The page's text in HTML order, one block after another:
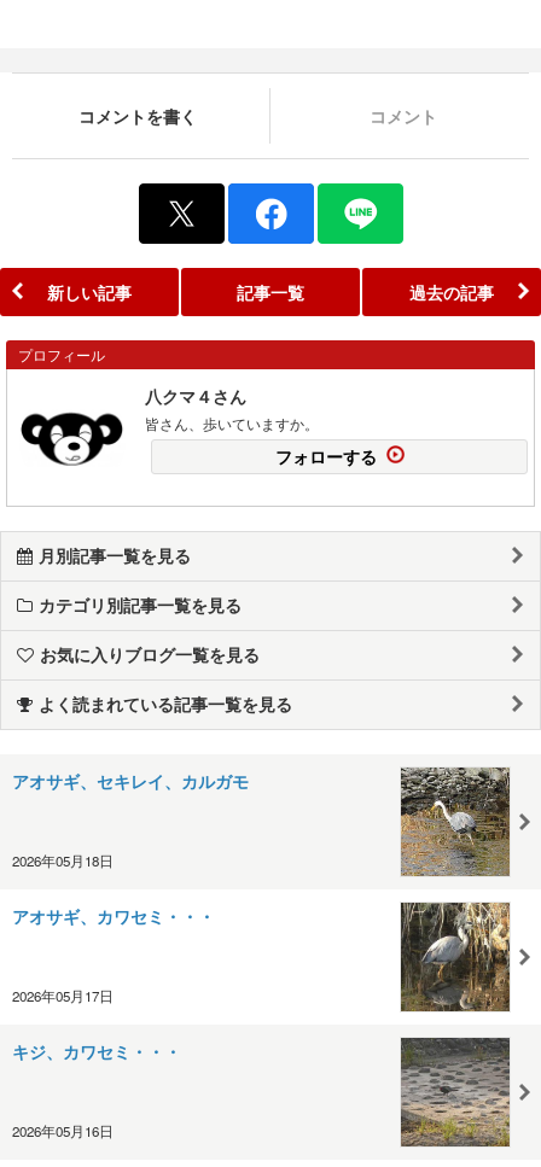
コメントを書く コメント
新しい記事 記事一覧 過去の記事
プロフィール
八クマ４さん
皆さん、歩いていますか。
フォローする
月別記事一覧を見る
カテゴリ別記事一覧を見る
お気に入りブログ一覧を見る
よく読まれている記事一覧を見る
アオサギ、セキレイ、カルガモ
2026年05月18日
アオサギ、カワセミ・・・
2026年05月17日
キジ、カワセミ・・・
2026年05月16日